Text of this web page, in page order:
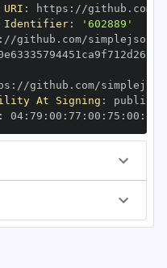
: https :
Identifier:
'602889'
: //github.com/simplejson/
:
At Signing :
: 04: 79 : 00 : 77 : 00 : 75 : 00 : dd